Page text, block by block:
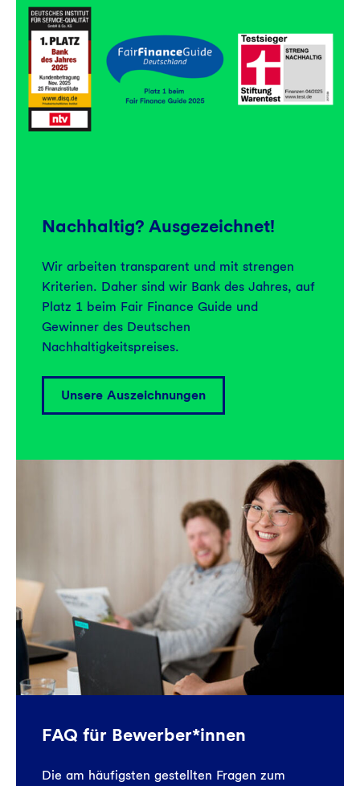
Nachhaltig? Ausgezeichnet!
Wir arbeiten transparent und mit strengen
Kriterien. Daher sind wir Bank des Jahres, auf
Platz 1 beim Fair Finance Guide und
Gewinner des Deutschen
Nachhaltigkeitspreises.
Unsere Auszeichnungen
FAQ für Bewerber*innen
Die am häufigsten gestellten Fragen zum